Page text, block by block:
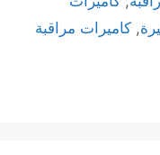
, كاميرات مراقبة